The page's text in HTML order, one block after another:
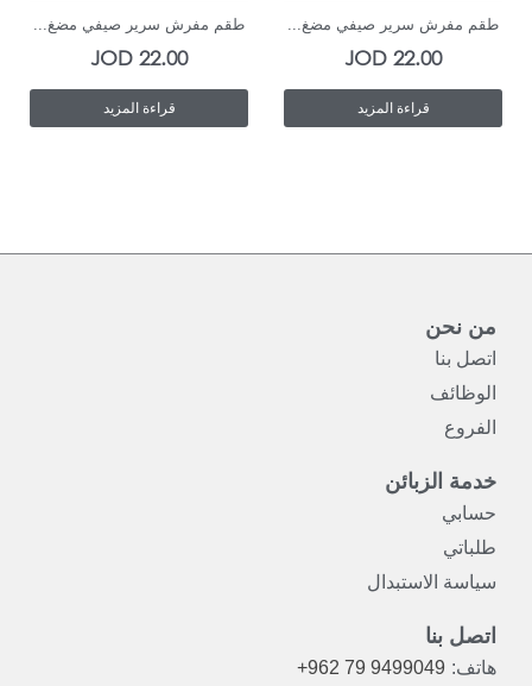
طقم مفرش سرير صيفي مضغ...
22.00
JOD
قراءة المزيد
طقم مفرش سرير صيفي مضغ...
22.00
JOD
قراءة المزيد
من نحن
اتصل بنا
الوظائف
الفروع
خدمة الزبائن
حسابي
طلباتي
سياسة الاستبدال
اتصل بنا
هاتف: +962 79 9499049